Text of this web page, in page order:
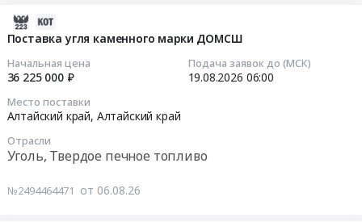
Поставка угля каменного марки ДОМСШ
Начальная цена
36 225 000 ₽
Подача заявок до (МСК)
19.08.2026 06:00
Место поставки
Алтайский край, Алтайский край
Отрасли
Уголь, Твердое печное топливо
№2494464471 от 06.08.26